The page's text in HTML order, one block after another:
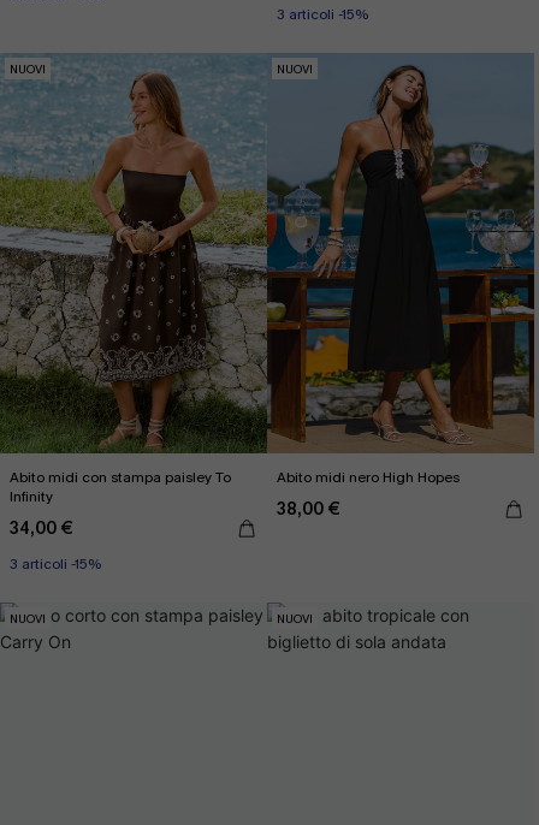
3 articoli -15%
NUOVI
Abito midi con stampa paisley To
Infinity
34,00 €
3 articoli -15%
NUOVI
Abito midi nero High Hopes
38,00 €
NUOVI NUOVI